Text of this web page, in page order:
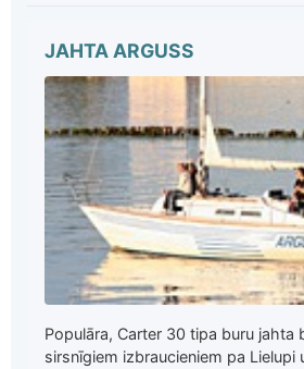
JAHTA ARGUSS
Populāra, Carter 30 tipa buru jahta
sirsnīgiem izbraucieniem pa Lielupi